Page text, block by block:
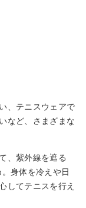
、テニスウェアで
など、さまざまな
、紫外線を遮る
身体を冷えや日
してテニスを行え